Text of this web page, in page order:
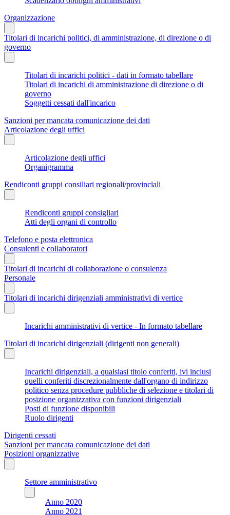
Organizzazione
Titolari di incarichi politici, di amministrazione, di direzione o di
governo
Titolari di incarichi politici - dati in formato tabellare
Titolari di incarichi di amministrazione di direzione o di
governo
Soggetti cessati dall'incarico
Sanzioni per mancata comunicazione dei dati
Articolazione degli uffici
Articolazione degli uffici
Organigramma
Rendiconti gruppi consiliari regionali/provinciali
Rendiconti gruppi consigliari
Atti degli organi di controllo
Telefono e posta elettronica
Consulenti e collaboratori
Titolari di incarichi di collaborazione o consulenza
Personale
Titolari di incarichi dirigenziali amministrativi di vertice
Incarichi amministrativi di vertice - In formato tabellare
Titolari di incarichi dirigenziali (dirigenti non generali)
Incarichi dirigenziali, a qualsiasi titolo conferiti, ivi inclusi
quelli conferiti discrezionalmente dall'organo di indirizzo
politico senza procedure pubbliche di selezione e titolari di
posizione organizzativa con funzioni dirigenziali
Posti di funzione disponibili
Ruolo dirigenti
Dirigenti cessati
Sanzioni per mancata comunicazione dei dati
Posizioni organizzative
Settore amministrativo
Anno 2020
Anno 2021